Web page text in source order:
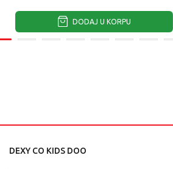
DODAJ U KORPU
DEXY CO KIDS DOO